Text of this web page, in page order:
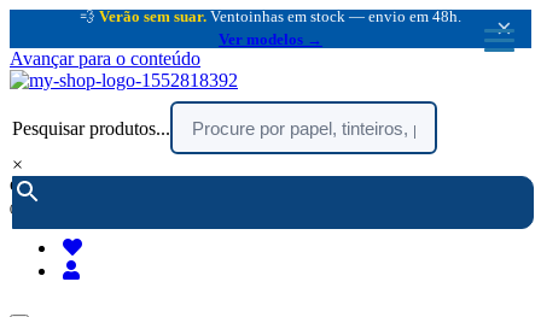
💨 Verão sem suar. Ventoinhas em stock — envio em 48h.
Ver modelos →
×
Avançar para o conteúdo
Pesquisar produtos...
×
encomendar por telefone :
(chamada rede fixa nacional)